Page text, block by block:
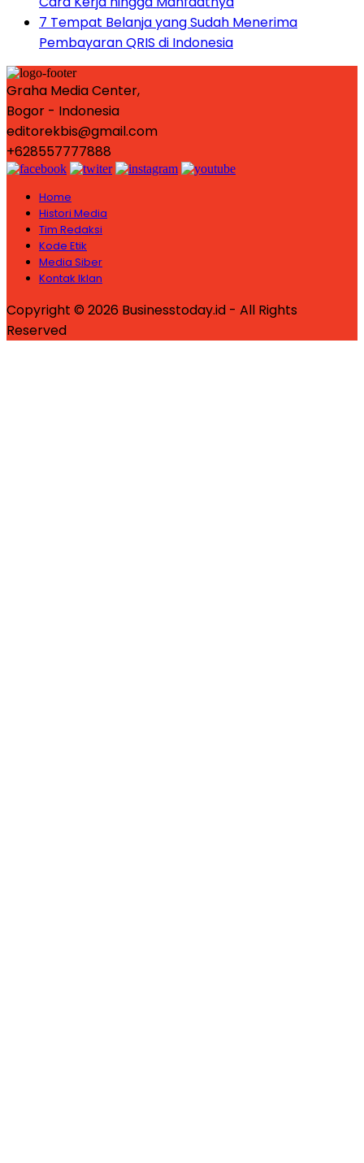
7 Tempat Belanja yang Sudah Menerima
Pembayaran QRIS di Indonesia
Graha Media Center,
Bogor - Indonesia
editorekbis@gmail.com
+628557777888
Home
Histori Media
Tim Redaksi
Kode Etik
Media Siber
Kontak Iklan
Copyright © 2026 Businesstoday.id - All Rights
Reserved